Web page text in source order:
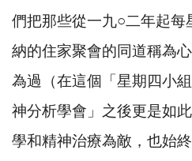
們把那些從一九○二年起每
納的住家聚會的同道稱為
為過（在這個「星期四小
神分析學會」之後更是如
學和精神治療為敵，也始